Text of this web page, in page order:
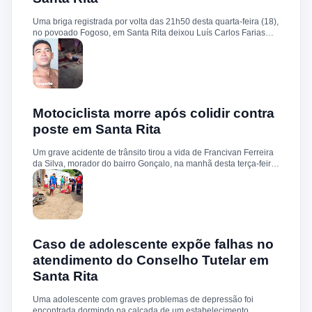
Uma briga registrada por volta das 21h50 desta quarta-feira (18),
no povoado Fogoso, em Santa Rita deixou Luís Carlos Farias
Alves gravemente ferido. Segundo informações, ele e o suspeito
Benedito Alves dos Santos estavam ingerindo bebida alcoólica
quando teve início uma discussão. Durante a confusão, Benedito
quebrou uma garrafa e desferiu vários golpes contra a vítima.
Luís Carlos foi socorrido e, devido à gravidade dos ferimentos,
localizado em sua residência, preso e encaminhado à Delegacia
de Rosário para os procedimentos legais.
Motociclista morre após colidir contra
poste em Santa Rita
Um grave acidente de trânsito tirou a vida de Francivan Ferreira
da Silva, morador do bairro Gonçalo, na manhã desta terça-feira
(02). De acordo com informações, Francivan seguia de
motocicleta com a esposa no sentido Areias–Santa Rita quando
perdeu o controle do veículo nas proximidades da ponte de
Carema, colidindo violentamente contra um poste. A vítima
sofreu traumatismo craniano e morreu ainda no local. A esposa,
Francivan foi encaminhado ao necrotério do Hospital Municipal
de Santa Rita para os procedimentos de praxe.
Caso de adolescente expõe falhas no
atendimento do Conselho Tutelar em
Santa Rita
Uma adolescente com graves problemas de depressão foi